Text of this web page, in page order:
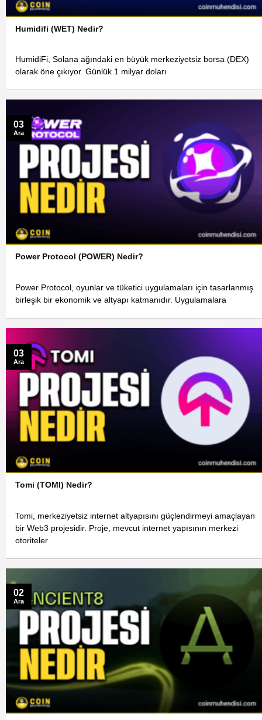
Humidifi (WET) Nedir?
HumidiFi, Solana ağındaki en büyük merkeziyetsiz borsa (DEX)
olarak öne çıkıyor. Günlük 1 milyar doları
Power Protocol (POWER) Nedir?
Power Protocol, oyunlar ve tüketici uygulamaları için tasarlanmış
birleşik bir ekonomik ve altyapı katmanıdır. Uygulamalara
03
Ara
Tomi (TOMI) Nedir?
Tomi, merkeziyetsiz internet altyapısını güçlendirmeyi amaçlayan
bir Web3 projesidir. Proje, mevcut internet yapısının merkezi
otoriteler
03
Ara
02
Ara